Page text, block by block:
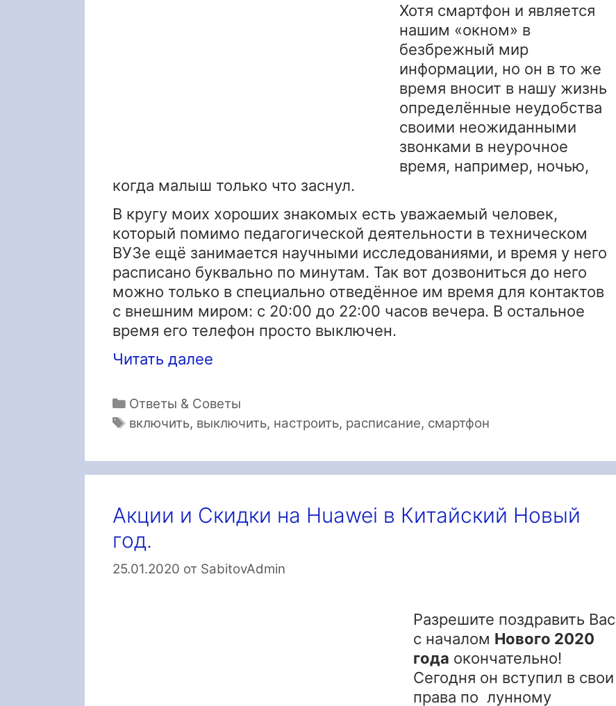
Хотя смартфон и является
нашим «окном» в
безбрежный мир
информации, но он в то же
время вносит в нашу жизнь
определённые неудобства
своими неожиданными
звонками в неурочное
время, например, ночью,
когда малыш только что заснул.
В кругу моих хороших знакомых есть уважаемый человек,
который помимо педагогической деятельности в техническом
ВУЗе ещё занимается научными исследованиями, и время у него
расписано буквально по минутам. Так вот дозвониться до него
можно только в специально отведённое им время для контактов
с внешним миром: с 20:00 до 22:00 часов вечера. В остальное
время его телефон просто выключен.
Читать далее
Рубрики
Ответы & Советы
Метки
включить, выключить, настроить, расписание, смартфон
Акции и Скидки на Huawei в Китайский Новый
год.
25.01.2020 от SabitovAdmin
Разрешите поздравить Вас
с началом Нового 2020
года окончательно!
Сегодня он вступил в свои
права по лунному